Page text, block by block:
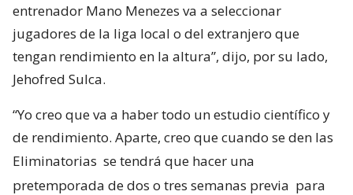
entrenador Mano Menezes va a seleccionar
jugadores de la liga local o del extranjero que
tengan rendimiento en la altura”, dijo, por su lado,
Jehofred Sulca.
“Yo creo que va a haber todo un estudio científico y
de rendimiento. Aparte, creo que cuando se den las
Eliminatorias se tendrá que hacer una
pretemporada de dos o tres semanas previa para